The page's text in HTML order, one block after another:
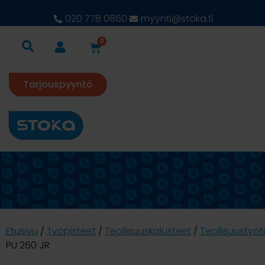
020 778 0860 myynti@stoka.fi
0
Tarjouspyyntö
Etusivu / Työpisteet / Teollisuuskalusteet /
PU 260 JR